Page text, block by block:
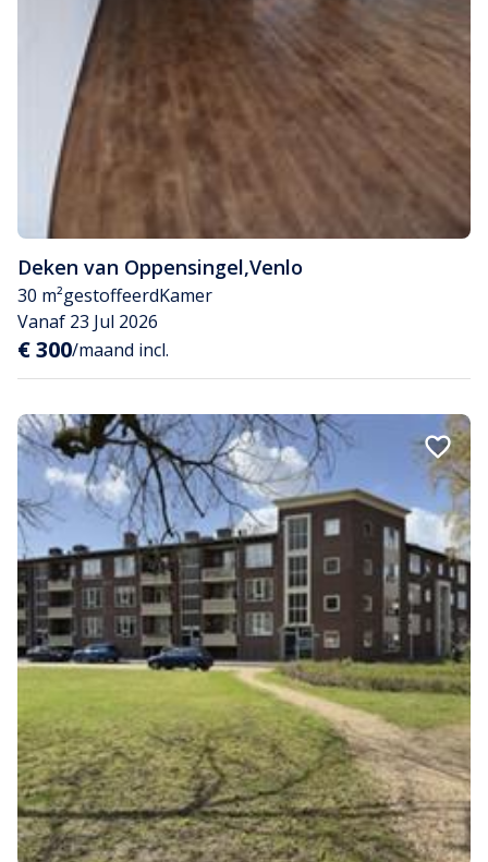
Deken van Oppensingel,Venlo
30 m²gestoffeerdKamer
Vanaf 23 Jul 2026
€ 300/maand incl.